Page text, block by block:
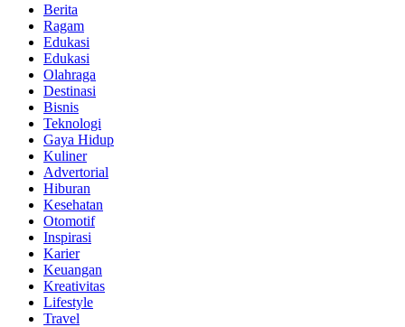
Berita
Ragam
Edukasi
Edukasi
Olahraga
Destinasi
Bisnis
Teknologi
Gaya Hidup
Kuliner
Advertorial
Hiburan
Kesehatan
Otomotif
Inspirasi
Karier
Keuangan
Kreativitas
Lifestyle
Travel